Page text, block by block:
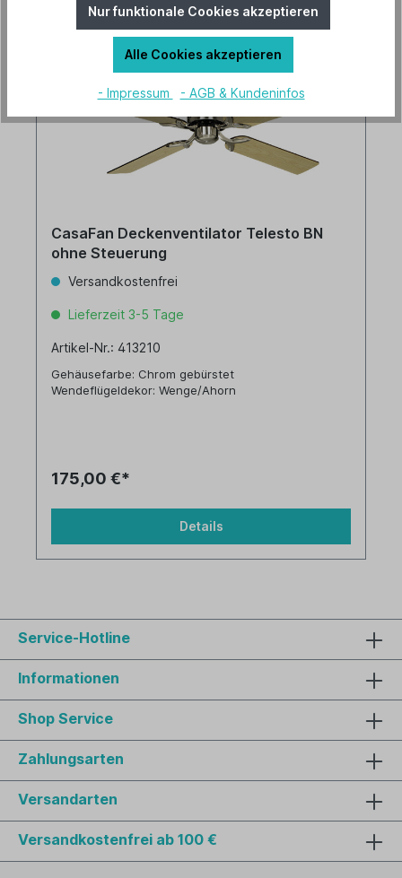
CasaFan Deckenventilator Telesto BN
ohne Steuerung
Versandkostenfrei
Lieferzeit 3-5 Tage
Artikel-Nr.: 413210
Gehäusefarbe: Chrom gebürstet
Wendeflügeldekor: Wenge/Ahorn
175,00 €*
Details
Service-Hotline
Informationen
Shop Service
Zahlungsarten
Versandarten
Versandkostenfrei ab 100 €
Nur funktionale Cookies akzeptieren
Alle Cookies akzeptieren
- Impressum - AGB & Kundeninfos